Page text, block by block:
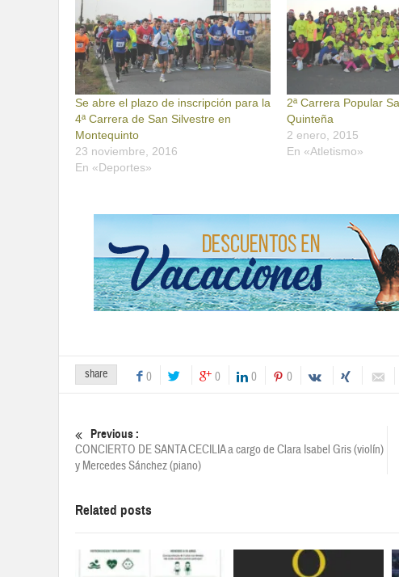
Se abre el plazo de inscripción para la
4ª Carrera de San Silvestre en
Montequinto
23 noviembre, 2016
En «Deportes»
2ª Carrera Popular
Quinteña
2 enero, 2015
En «Atletismo»
share 0 0 0 0
Previous :
CONCIERTO DE SANTA CECILIA a cargo de Clara Isabel Gris (violín)
y Mercedes Sánchez (piano)
Related posts